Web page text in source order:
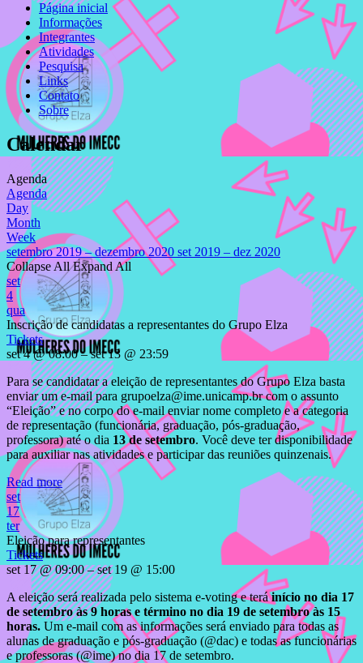
Página inicial
Informações
Integrantes
Atividades
Pesquisa
Links
Contato
Sobre
Calendar
Agenda
Agenda
Day
Month
Week
setembro 2019 – dezembro 2020 set 2019 – dez 2020
Collapse AllExpand All
set
4
qua
Inscrição de candidatas a representantes do Grupo Elza
Tickets
set 4 @ 08:00 – set 13 @ 23:59
Para se candidatar a eleição de representantes do Grupo Elza basta
enviar um e-mail para grupoelza@ime.unicamp.br com o assunto
“Eleição” e no corpo do e-mail enviar nome completo e a categoria
de representação (funcionária, graduação, pós-graduação,
professora) até o dia 13 de setembro. Você deve ter disponibilidade
para auxiliar nas atividades e participar das reuniões quinzenais.
Read more
set
17
ter
Eleição para representantes
Tickets
set 17 @ 09:00 – set 19 @ 15:00
A eleição será realizada pelo sistema e-voting e teráinício no dia 17
de setembro às 9 horas e término no dia 19 de setembro às 15
horas. Um e-mail com as informações será enviado para todas as
alunas de graduação e pós-graduação (@dac) e todas as funcionárias
e professoras (@ime) no dia 17 de setembro.